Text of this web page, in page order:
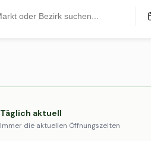
Täglich aktuell
Immer die aktuellen Öffnungszeiten